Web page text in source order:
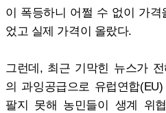
이 폭등하니 어쩔 수 없이 가격
었고 실제 가격이 올랐다.
그런데, 최근 기막힌 뉴스가
의 과잉공급으로 유럽연합
팔지 못해 농민들이 생계 위